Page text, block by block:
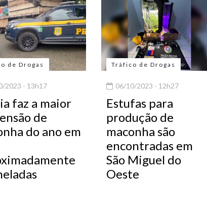
de Drogas
2023 - 13h17
faz a maior
de
do ano em
Tráfico de Drogas
06/10/2023 - 12h27
Estufas para
produção de
maconha são
encontradas em
São Miguel do
Oeste